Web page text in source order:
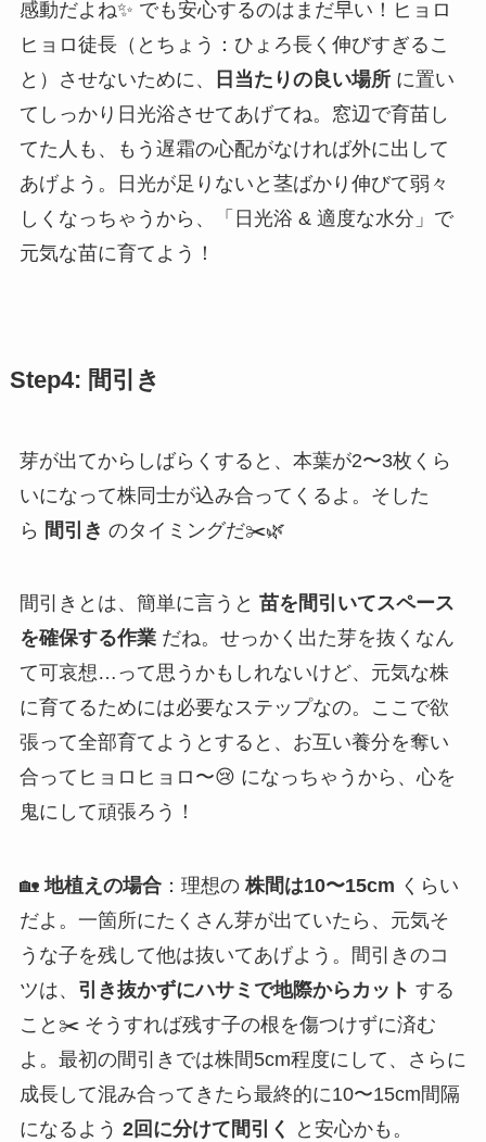
感動だよね✨ でも安心するのはまだ早い！ヒョロ
ヒョロ徒長（とちょう：ひょろ長く伸びすぎるこ
と）させないために、
日当たりの良い場所に置い
てしっかり日光浴させてあげてね。窓辺で育苗し
てた人も、もう遅霜の心配がなければ外に出して
あげよう。日光が足りないと茎ばかり伸びて弱々
しくなっちゃうから、「日光浴 & 適度な水分」で
元気な苗に育てよう！
Step4: 間引き
芽が出てからしばらくすると、本葉が2〜3枚くら
いになって株同士が込み合ってくるよ。そした
ら 間引き のタイミングだ✂️🌿
間引きとは、簡単に言うと 苗を間引いてスペース
を確保する作業だね。せっかく出た芽を抜くなん
て可哀想…って思うかもしれないけど、元気な株
に育てるためには必要なステップなの。ここで欲
張って全部育てようとすると、お互い養分を奪い
合ってヒョロヒョロ〜😢 になっちゃうから、心を
鬼にして頑張ろう！
🏡地植えの場合：理想の 株間は10〜15cm くらい
だよ。一箇所にたくさん芽が出ていたら、元気そ
うな子を残して他は抜いてあげよう。間引きのコ
ツは、 引き抜かずにハサミで地際からカット する
こと✂️ そうすれば残す子の根を傷つけずに済む
よ。最初の間引きでは株間5cm程度にして、さらに
成長して混み合ってきたら最終的に10〜15cm間隔
になるよう 2回に分けて間引く
と安心かも。